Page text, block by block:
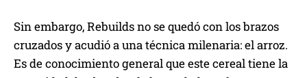
Sin embargo, Rebuilds no se quedó con los brazos
cruzados y acudió a una técnica milenaria: el arroz.
Es de conocimiento general que este cereal tiene la